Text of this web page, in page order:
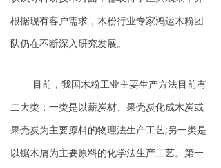
根据现有客户需求，木粉行业专家鸿运木粉团
队仍在不断深入研究发展。
目前，我国木粉工业主要生产方法目前有
二大类：一类是以薪炭材、果壳炭化成木炭或
果壳炭为主要原料的物理法生产工艺;另一类是
以锯木屑为主要原料的化学法生产工艺。第一